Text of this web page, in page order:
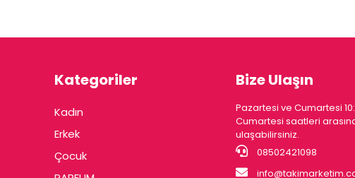
Kategoriler
Kadın
Erkek
Çocuk
Bize Ulaşın
Pazartesi ve Cumartesi
Cumartesi saatleri
ulaşabilirsiniz.
08502421098